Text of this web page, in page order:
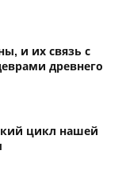
и их связь с
древнего
цикл нашей